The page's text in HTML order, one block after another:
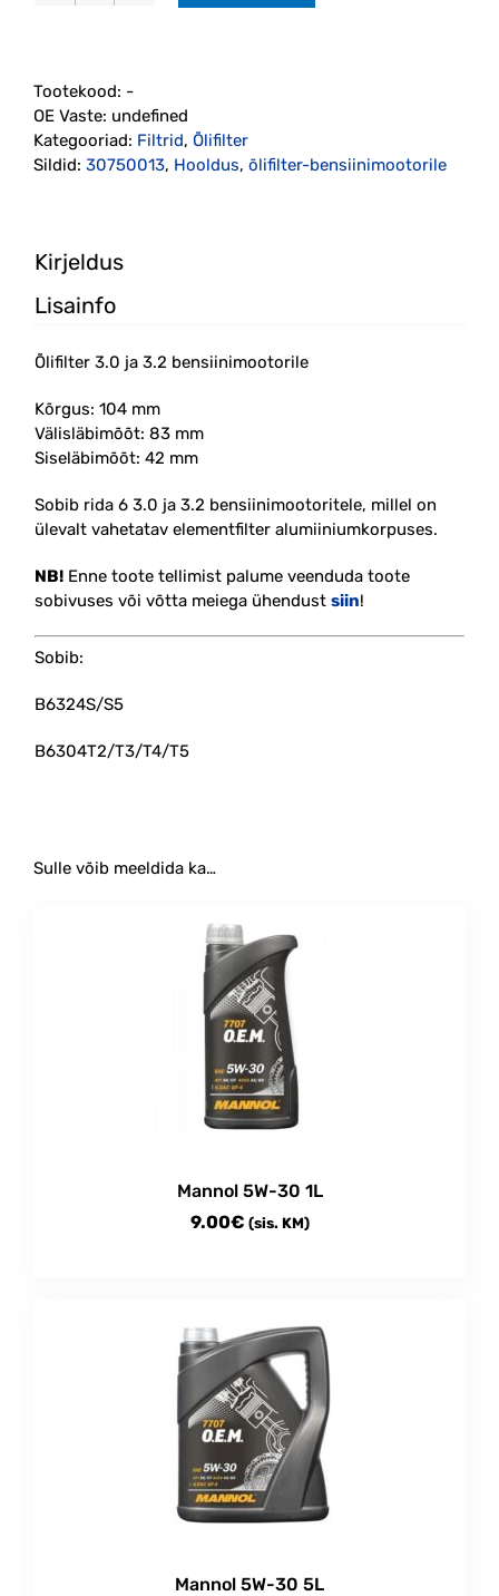
bensiinimootorile
(30750013)
kogus
Tootekood: -
OE Vaste: undefined
Kategooriad: Filtrid, Õlifilter
Sildid: 30750013, Hooldus, õlifilter-bensiinimootorile
Kirjeldus
Lisainfo
Õlifilter 3.0 ja 3.2 bensiinimootorile
Kõrgus: 104 mm
Välisläbimõõt: 83 mm
Siseläbimõõt: 42 mm
Sobib rida 6 3.0 ja 3.2 bensiinimootoritele, millel on
ülevalt vahetatav elementfilter alumiiniumkorpuses.
NB! Enne toote tellimist palume veenduda toote
sobivuses või võtta meiega ühendust siin!
Sobib:
B6324S/S5
B6304T2/T3/T4/T5
Sulle võib meeldida ka…
Mannol 5W-30 1L
9.00€ (sis. KM)
Mannol 5W-30 5L